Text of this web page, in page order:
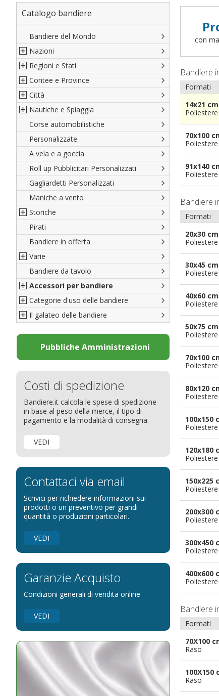
Catalogo bandiere
Bandiere del Mondo
Nazioni
Nord America
Sud America
Europa
Africa
Asia
Oceania
Regioni e Stati
Regioni italiane
Territori Italiani
Stati USA
Francesi
Spagnole
Austriache
Tedesche
Regioni varie
Contee e Province
Cantoni Svizzeri
Province Italiane
Province Spagnole
Francia d'oltremare
Territori britannici d'oltremare
Varie Province del Mondo
Città
Città Italiane
Città spagnole
Città francesi
Città del mondo
Nautiche e Spiaggia
Militari e Mercantili
Codice internazionale nautico
Gran Pavese
Da spiaggia
Di cortesia
Corse automobilistiche
Personalizzate
A vela e a goccia
Roll up Pubblicitari Personalizzati
Gagliardetti Personalizzati
Maniche a vento
Storiche
Italiane
Porte di Milano
Francesi
Americane
Britanniche
Resto del Mondo
Pirati
Bandiere in offerta
Varie
Bandiere del CICAP - Think Deep
Bandiere di Orgoglio Bresciano
Organizzazioni internazionali
Diplomatiche
Bandiere Pubblicitarie
Natale e altre festività
Bandiere etniche e religiose
Bandiere da tavolo
Accessori per bandiere
Accessori per bandiere
Accessori per bandiere da tavolo
Categorie d'uso delle bandiere
Bandiere segnavento
Bandiere per sbandieratori
Bandiere per barche
Bandiere per hotel
Bandiere per eventi
Bandiere per biciclette
Bandiere per autosaloni
Bandiere Palio
Bandiere per enti pubblici
Bandiere per riserve naturali e parchi
Bandiere per musicisti
Bandiere per feste
pennoni per bandiere
Il galateo delle bandiere
La bandiera
Come disporre le bandiere
Dimensioni delle bandiere
Come piegare il tricolore
Pubbliche Amministrazioni
Costi di spedizione
Bandiere.it calcola le spese di spedizione
in base al peso della merce, il tipo di
pagamento e la modalità di consegna.
VEDI
Contattaci via email
Scrivici per richiedere informazioni sui
prodotti o un preventivo per grandi
quantità o produzioni particolari.
VEDI
Garanzie Acquisto
Condizioni generali di vendita online
VEDI
con
Bandiere
Formati
14x21 cm
70x100
91x140
Bandiere
Formati
20x30 cm
30x45 cm
40x60 cm
50x75 cm
70x100
80x120
100x150
120x180
150x225
200x300
300x450
400x600
Bandiere
Formati
70X100
Raso
100X150
Raso